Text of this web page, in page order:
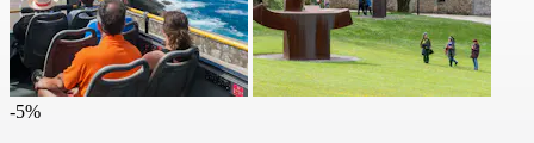
-5%